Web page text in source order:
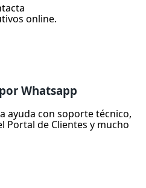
online.
Whatsapp
ayuda con soporte técnico,
Portal de Clientes y mucho